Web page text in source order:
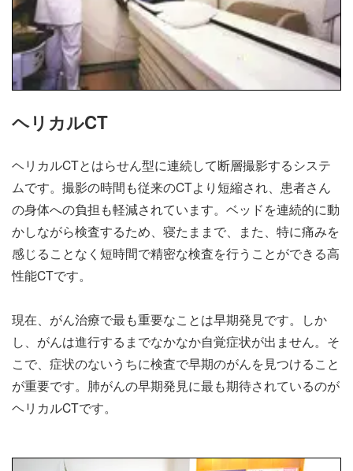
ヘリカルCT
ヘリカルCTとはらせん型に連続して断層撮影するシステ
ムです。撮影の時間も従来のCTより短縮され、患者さん
の身体への負担も軽減されています。ベッドを連続的に動
かしながら検査するため、寝たままで、また、特に痛みを
感じることなく短時間で精密な検査を行うことができる高
性能CTです。
現在、がん治療で最も重要なことは早期発見です。しか
し、がんは進行するまでなかなか自覚症状が出ません。そ
こで、症状のないうちに検査で早期のがんを見つけること
が重要です。肺がんの早期発見に最も期待されているのが
ヘリカルCTです。